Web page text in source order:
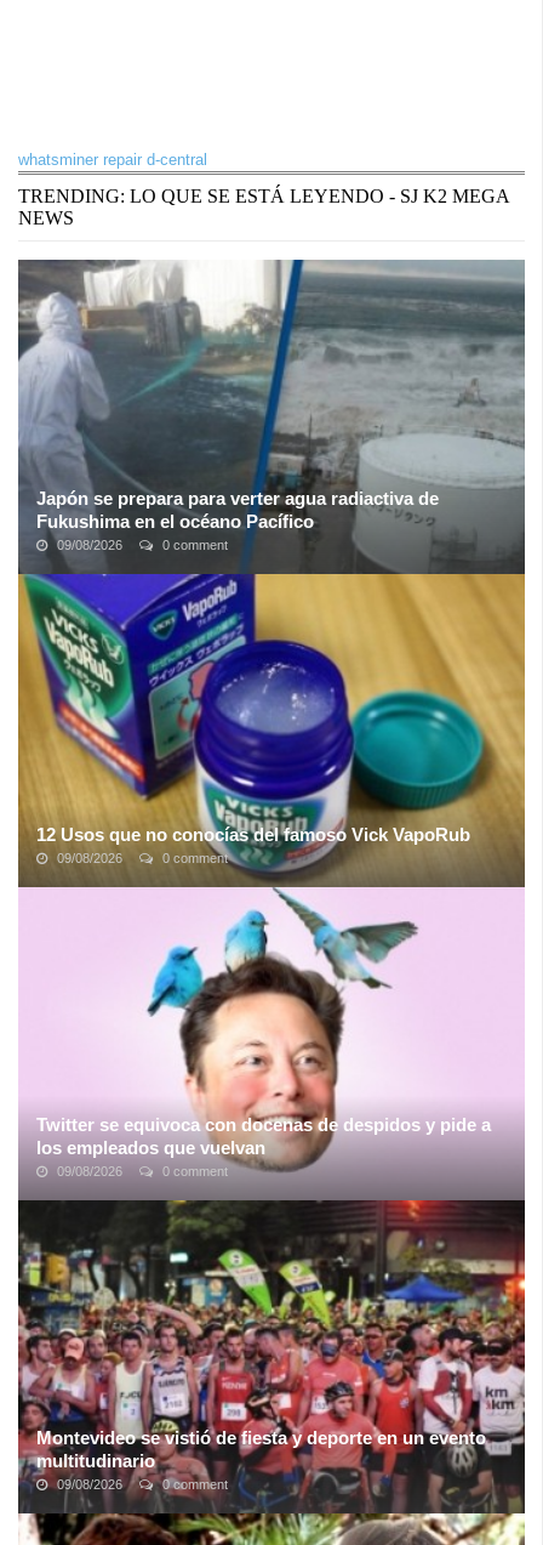
whatsminer repair d-central
TRENDING: LO QUE SE ESTÁ LEYENDO - SJ K2 MEGA
NEWS
Japón se prepara para verter agua radiactiva de
Fukushima en el océano Pacífico
09/08/2026 0 comment
El debate sobre cómo deshacerse de más de un millón de
toneladas del líquido ha estado en curso durante años; un siniestro
espectro del tsunami de ...
12 Usos que no conocías del famoso Vick VapoRub
09/08/2026 0 comment
El Vick VapoRub es un producto muy conocido en el mundo que
es usado para aliviar la tos y la congestión nasal gracias a sus
Twitter se equivoca con docenas de despidos y pide a
los empleados que vuelvan
09/08/2026 0 comment
El caos en Twitter es una realidad. Ha sido un fin de semana de
vértigo en las oficinas, ahora propiedad de Elon Musk, tras el
viernes negro:era el ...
Montevideo se vistió de fiesta y deporte en un evento
multitudinario
09/08/2026 0 comment
Luego de 2 años de ausencia, los amantes del deporte pudieron
dar rienda suelta a la alegría en una nueva edición de la clásica